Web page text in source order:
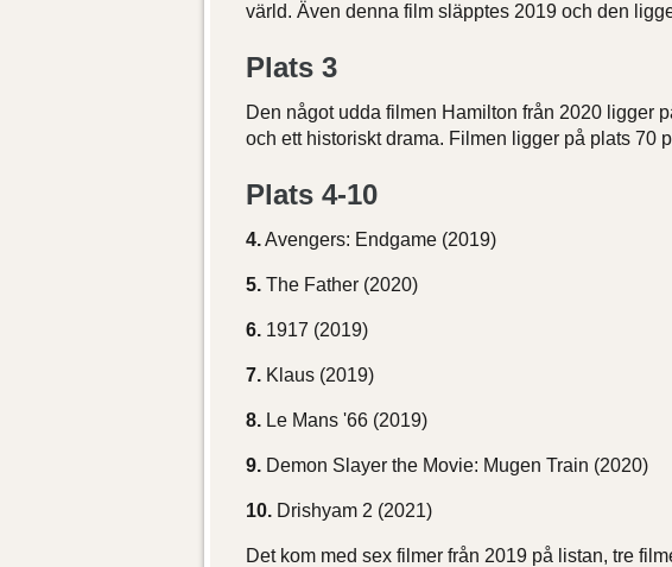
värld. Även denna film släpptes 2019 och den
Plats 3
Den något udda filmen Hamilton från 2020 ligger
och ett historiskt drama. Filmen ligger på plats 70
Plats 4-10
4.Avengers: Endgame (2019)
5. The Father (2020)
6. 1917 (2019)
7. Klaus (2019)
8. Le Mans '66 (2019)
9. Demon Slayer the Movie: Mugen Train (2020)
10. Drishyam 2 (2021)
Det kom med sex filmer från 2019 på listan, tre